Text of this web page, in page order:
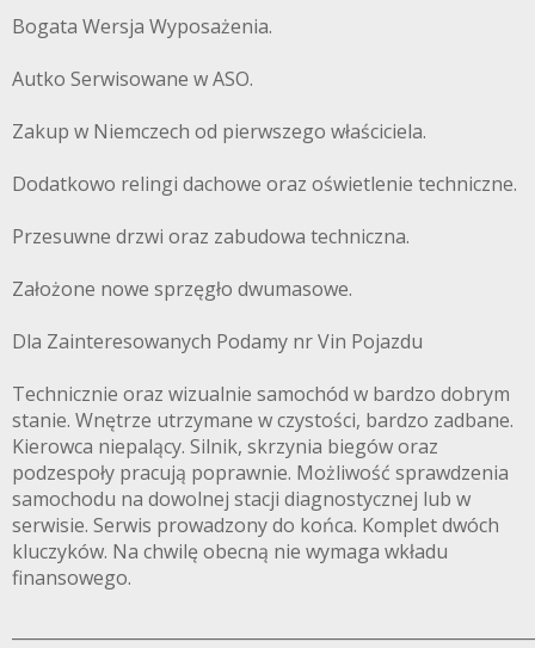
Bogata Wersja Wyposażenia.
Autko Serwisowane w ASO.
Zakup w Niemczech od pierwszego właściciela.
Dodatkowo relingi dachowe oraz oświetlenie techniczne.
Przesuwne drzwi oraz zabudowa techniczna.
Założone nowe sprzęgło dwumasowe.
Dla Zainteresowanych Podamy nr Vin Pojazdu
Technicznie oraz wizualnie samochód w bardzo dobrym
stanie. Wnętrze utrzymane w czystości, bardzo zadbane.
Kierowca niepalący. Silnik, skrzynia biegów oraz
podzespoły pracują poprawnie. Możliwość sprawdzenia
samochodu na dowolnej stacji diagnostycznej lub w
serwisie. Serwis prowadzony do końca. Komplet dwóch
kluczyków. Na chwilę obecną nie wymaga wkładu
finansowego.